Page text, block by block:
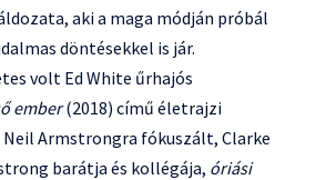
aki a maga módján próbál
döntésekkel is jár.
volt Ed White űrhajós
ember(2018) című életrajzi
Armstrongra fókuszált, Clarke
barátja és kollégája, óriási